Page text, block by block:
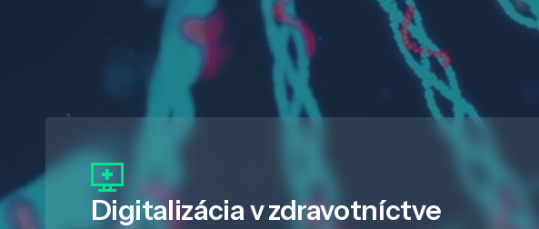
Digitalizáciav zdravotníctve